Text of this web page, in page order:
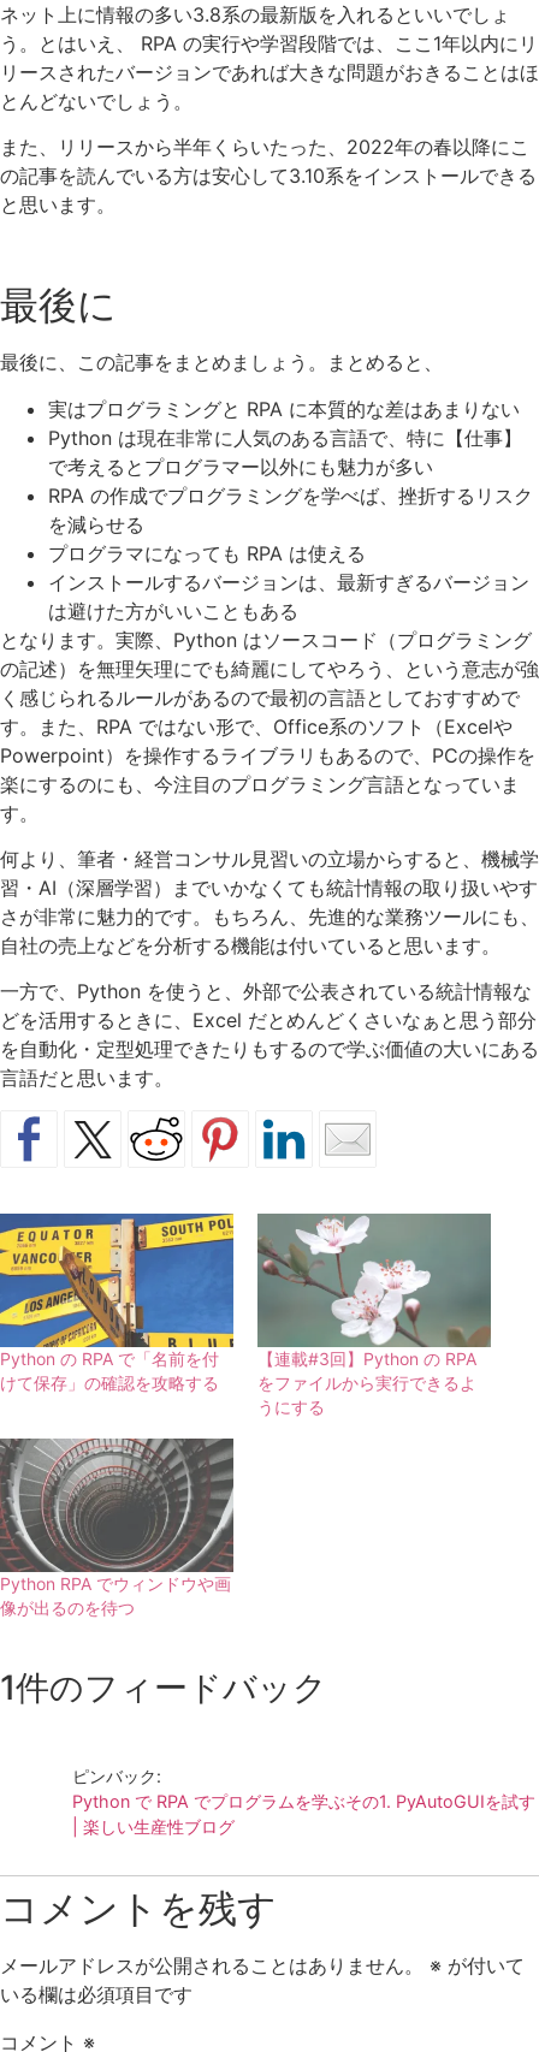
ネット上に情報の多い3.8系の最新版を入れるといいでしょ
う。とはいえ、 RPA の実行や学習段階では、ここ1年以内にリ
リースされたバージョンであれば大きな問題がおきることはほ
とんどないでしょう。
また、リリースから半年くらいたった、2022年の春以降にこ
の記事を読んでいる方は安心して3.10系をインストールできる
と思います。
最後に
最後に、この記事をまとめましょう。まとめると、
実はプログラミングと RPA に本質的な差はあまりない
Python は現在非常に人気のある言語で、特に【仕事】
で考えるとプログラマー以外にも魅力が多い
RPA の作成でプログラミングを学べば、挫折するリスク
を減らせる
プログラマになっても RPA は使える
インストールするバージョンは、最新すぎるバージョン
は避けた方がいいこともある
となります。実際、Python はソースコード（プログラミング
の記述）を無理矢理にでも綺麗にしてやろう、という意志が強
く感じられるルールがあるので最初の言語としておすすめで
す。また、RPA ではない形で、Office系のソフト（Excelや
Powerpoint）を操作するライブラリもあるので、PCの操作を
楽にするのにも、今注目のプログラミング言語となっていま
す。
何より、筆者・経営コンサル見習いの立場からすると、機械学
習・AI（深層学習）までいかなくても統計情報の取り扱いやす
さが非常に魅力的です。もちろん、先進的な業務ツールにも、
自社の売上などを分析する機能は付いていると思います。
一方で、Python を使うと、外部で公表されている統計情報な
どを活用するときに、Excel だとめんどくさいなぁと思う部分
を自動化・定型処理できたりもするので学ぶ価値の大いにある
言語だと思います。
Python の RPA で「名前を付
けて保存」の確認を攻略する
【連載#3回】Python の RPA
をファイルから実行できるよ
うにする
Python RPA でウィンドウや画
像が出るのを待つ
1件のフィードバック
ピンバック:
Python で RPA でプログラムを学ぶその1. PyAutoGUIを試す
| 楽しい生産性ブログ
コメントを残す
メールアドレスが公開されることはありません。 ※ が付いて
いる欄は必須項目です
コメント ※